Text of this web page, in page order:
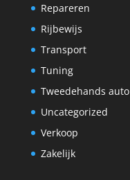
Repareren
Rijbewijs
Transport
Tuning
Tweedehands auto
Uncategorized
Verkoop
Zakelijk